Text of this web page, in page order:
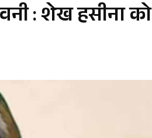
: शेख हसीना को